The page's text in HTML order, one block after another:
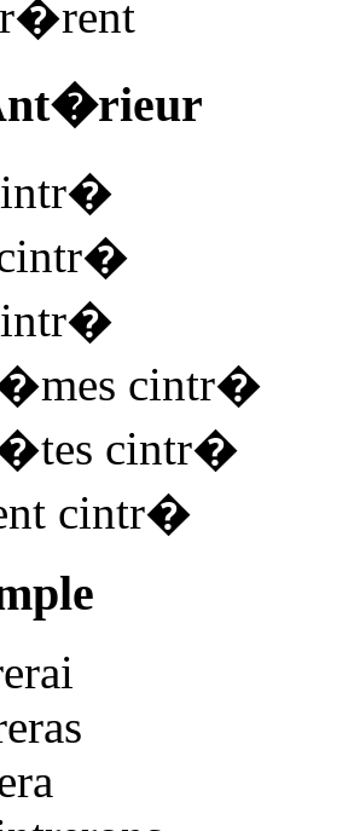
�rent
�
�
�
cintr�
cintr�
cintr�
erai
eras
ra